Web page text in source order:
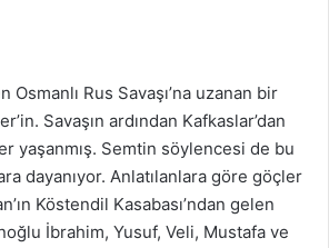
Osmanlı Rus Savaşı’na uzanan bir
Savaşın ardından Kafkaslar’dan
yaşanmış. Semtin söylencesi de bu
dayanıyor. Anlatılanlara göre göçler
Köstendil Kasabası’ndan gelen
İbrahim, Yusuf, Veli, Mustafa ve